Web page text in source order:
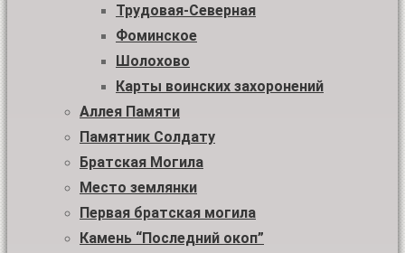
Трудовая-Северная
Фоминское
Шолохово
Карты воинских захоронений
Аллея Памяти
Памятник Солдату
Братская Могила
Место землянки
Первая братская могила
Камень “Последний окоп”